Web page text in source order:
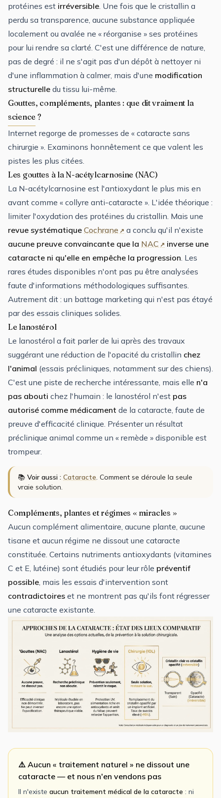
protéines est irréversible . Une fois que le cristallin a
perdu sa transparence, aucune substance appliquée
localement ou avalée ne « réorganise » ses protéines
pour lui rendre sa clarté. C'est une différence de nature,
pas de degré : il ne s'agit pas d'un dépôt à nettoyer ni
d'une inflammation à calmer, mais d'une modification
structurelle du tissu lui-même.
Gouttes, compléments, plantes : que dit vraiment la
science ?
Internet regorge de promesses de « cataracte sans
chirurgie ». Examinons honnêtement ce que valent les
pistes les plus citées.
Les gouttes à la N-acétylcarnosine (NAC)
La N-acétylcarnosine est l'antioxydant le plus mis en
avant comme « collyre anti-cataracte ». L'idée théorique :
limiter l'oxydation des protéines du cristallin. Mais une
revue systématique Cochrane
a conclu qu'il n'existe
aucune preuve convaincante que la NAC
inverse une
cataracte ni qu'elle en empêche la progression . Les
rares études disponibles n'ont pas pu être analysées
faute d'informations méthodologiques suffisantes.
Autrement dit : un battage marketing qui n'est pas étayé
par des essais cliniques solides.
Le lanostérol
Le lanostérol a fait parler de lui après des travaux
suggérant une réduction de l'opacité du cristallin chez
l'animal (essais précliniques, notamment sur des chiens).
C'est une piste de recherche intéressante, mais elle n'a
pas abouti chez l'humain : le lanostérol n'est pas
autorisé comme médicament de la cataracte, faute de
preuve d'efficacité clinique. Présenter un résultat
préclinique animal comme un « remède » disponible est
trompeur.
📚 Voir aussi : Cataracte . Comment se déroule la seule
vraie solution.
Compléments, plantes et régimes « miracles »
Aucun complément alimentaire, aucune plante, aucune
tisane et aucun régime ne dissout une cataracte
constituée. Certains nutriments antioxydants (vitamines
C et E, lutéine) sont étudiés pour leur rôle préventif
possible , mais les essais d'intervention sont
contradictoires et ne montrent pas qu'ils font régresser
une cataracte existante.
⚠️ Aucun « traitement naturel » ne dissout une
cataracte — et nous n'en vendons pas
Il n'existe aucun traitement médical de la cataracte : ni